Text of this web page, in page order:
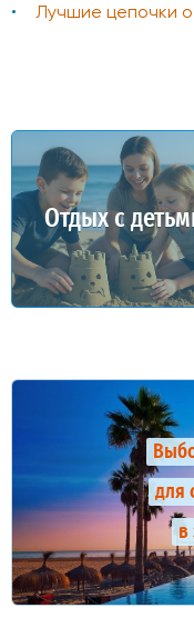
Лучшие цепочки
Отдых с
для
в